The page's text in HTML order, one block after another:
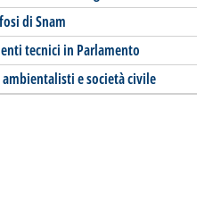
di Snam
tecnici in Parlamento
e società civile